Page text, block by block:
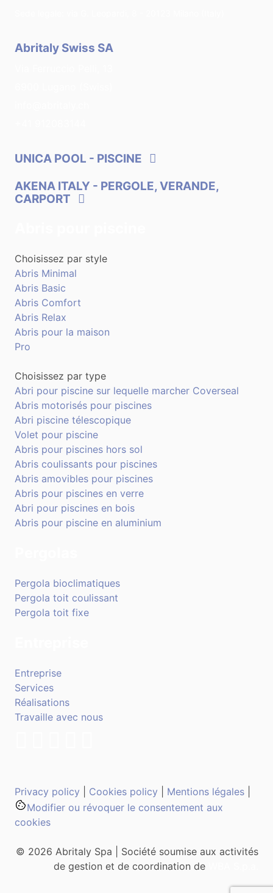
Abritaly Swiss SA
UNICA POOL - PISCINE
AKENA ITALY - PERGOLE, VERANDE,
CARPORT
Choisissez par style
Abris Minimal
Abris Basic
Abris Comfort
Abris Relax
Abris pour la maison
Pro
Choisissez par type
Abri pour piscine sur lequelle marcher Coverseal
Abris motorisés pour piscines
Abri piscine télescopique
Volet pour piscine
Abris pour piscines hors sol
Abris coulissants pour piscines
Abris amovibles pour piscines
Abris pour piscines en verre
Abri pour piscines en bois
Abris pour piscine en aluminium
Pergola bioclimatiques
Pergola toit coulissant
Pergola toit fixe
Entreprise
Services
Réalisations
Travaille avec nous
Privacy policy Cookies policy Mentions légales
Modifier ou révoquer le consentement aux
cookies
© 2026 Abritaly Spa | Société soumise aux activités
de gestion et de coordination de